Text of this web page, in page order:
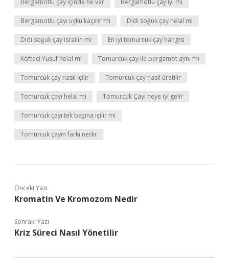
Bergamotlu çay içinde ne var Bergamotlu çay iyi mi
Bergamotlu çayı uyku kaçırır mı Didi soğuk çay helal mi
Didi soğuk çay israilin mi En iyi tomurcuk çay hangisi
Köfteci Yusuf helal mi Tomurcuk çay ile bergamot aynı mı
Tomurcuk çay nasıl içilir Tomurcuk çay nasıl üretilir
Tomurcuk çayı helal mi Tomurcuk Çayı neye iyi gelir
Tomurcuk çayı tek başına içilir mi
Tomurcuk çayın farkı nedir
Önceki Yazı
Kromatin Ve Kromozom Nedir
Sonraki Yazı
Kriz Süreci Nasıl Yönetilir